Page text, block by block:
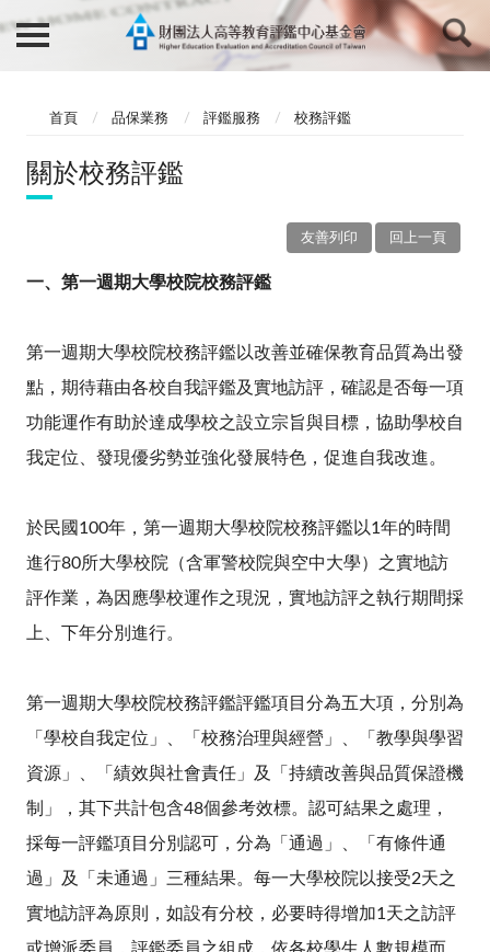
首頁 品保業務 評鑑服務 校務評鑑
關於校務評鑑
回上一頁
友善列印
一、第一週期大學校院校務評鑑
第一週期大學校院校務評鑑以改善並確保教育品質為出發
點，期待藉由各校自我評鑑及實地訪評，確認是否每一項
功能運作有助於達成學校之設立宗旨與目標，協助學校自
我定位、發現優劣勢並強化發展特色，促進自我改進。
於民國100年，第一週期大學校院校務評鑑以1年的時間
進行80所大學校院（含軍警校院與空中大學）之實地訪
評作業，為因應學校運作之現況，實地訪評之執行期間採
上、下年分別進行。
第一週期大學校院校務評鑑評鑑項目分為五大項，分別為
「學校自我定位」、「校務治理與經營」、「教學與學習
資源」、「績效與社會責任」及「持續改善與品質保證機
制」，其下共計包含48個參考效標。認可結果之處理，
採每一評鑑項目分別認可，分為「通過」、「有條件通
過」及「未通過」三種結果。每一大學校院以接受2天之
實地訪評為原則，如設有分校，必要時得增加1天之訪評